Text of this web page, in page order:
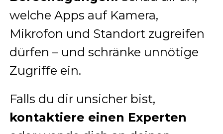
welche Apps auf Kamera,
Mikrofon und Standort zugreifen
dürfen – und schränke unnötige
Zugriffe ein.
Falls du dir unsicher bist,
kontaktiere einen Experten